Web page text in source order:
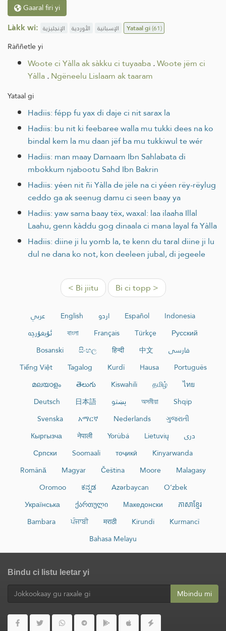
Gaaral firi yi
Làkk wi: الإنجليزية الأوردية الإسبانية Yataal gi(61)
Ràññetle yi
Woote ci Yàlla ak sàkku ci tuyaaba.Woote jëm ci
Yàlla.Ngëneelu Lislaam ak taaram
Yataal gi
Hadiis: fépp fu yax di daje ci nit sarax la
Hadiis: bu nit ki feebaree walla mu tukki dees na ko
bindal kem la mu daan jëf ba mu tukkiwul te wér
Hadiis: man maay Damaam Ibn Sahlabata di
mbokkum njabootu Sahd Ibn Bakrin
Hadiis: yéen nit ñi Yàlla de jële na ci yéen rëy-rëylug
ceddo ga ak seenug damu ci seen baay ya
Hadiis: yaw sama baay tëx, waxal: laa ilaaha Illal
Laahu, genn kàddu gog dinaala ci mana layal fa Yàlla
Hadiis: diine ji lu yomb la, te kenn du taral diine ji lu
dul ne dana ko not, kon deeleen jubal, di jegeele
< Bi jiitu Bi ci topp >
عربي English اردو Español
Indonesia
ئۇيغۇرچە
বাংলা Français Türkçe
Русский
Bosanski
සිංහල हिन्दी 中文
فارسی
Tiếng Việt
Tagalog Kurdî Hausa
Português
മലയാളം
తెలుగు Kiswahili தமிழ்
ไทย
Deutsch
日本語 پښتو অসমীয়া
Shqip
Svenska
አማርኛ Nederlands
ગુજરાતી
Кыргызча
नेपाली Yorùbá Lietuvių
دری
Српски
Soomaali тоҷикӣ
Kinyarwanda
Română
Magyar Čeština Moore
Malagasy
Oromoo
ಕನ್ನಡ Azərbaycan
O‘zbek
Українська
ქართული Македонски
ភាសាខ្មែរ
Bambara
ਪੰਜਾਬੀ मराठी Kirundi
Kurmancî
Bahasa Melayu
Bindu ci listu leetar yi
Mbindu mi